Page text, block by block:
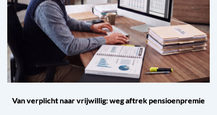
Van verplicht naar vrijwillig: weg aftrek pensioenpremie